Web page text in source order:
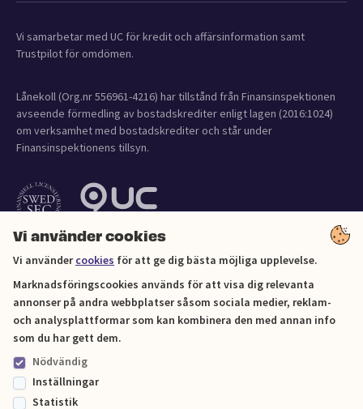
Vi använder cookies
Vi användercookies för att ge dig bästa möjliga upplevelse.
Marknadsföringscookies används för att visa dig relevanta
annonser på andra webbplatser såsom sociala medier, reklam-
och analysplattformar som kan kombinera den med annan info
som du har gett dem.
Nödvändig
Inställningar
Statistik
Vi samarbetar med UC för kredit och affärsinformation samt
Trustpilot för omdömen.
Lånekoll (Org.nr 556961-4216) har tillstånd från Finansinspektionen
avseende förmedling av bostadskrediter enligt lagen (2016:1024)
om verksamhet med bostadskrediter och står under
Finansinspektionens tillsyn.
Cookies
Sitemap